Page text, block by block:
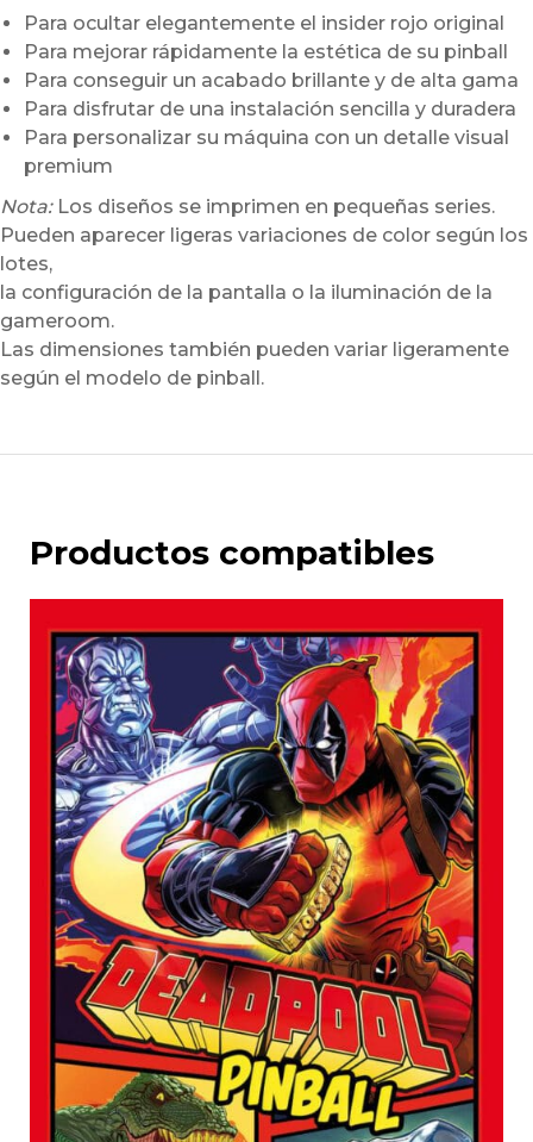
Para ocultar elegantemente el insider rojo original
Para mejorar rápidamente la estética de su pinball
Para conseguir un acabado brillante y de alta gama
Para disfrutar de una instalación sencilla y duradera
Para personalizar su máquina con un detalle visual
premium
Nota:Los diseños se imprimen en pequeñas series.
Pueden aparecer ligeras variaciones de color según los
lotes,
la configuración de la pantalla o la iluminación de la
gameroom.
Las dimensiones también pueden variar ligeramente
según el modelo de pinball.
Productos compatibles